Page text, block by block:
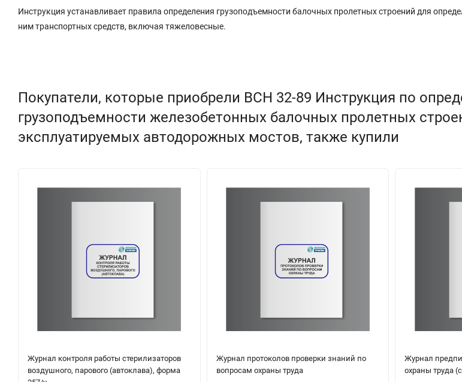
Инструкция устанавливает правила определения грузоподъемности балочных пролетных строений для
ним транспортных средств, включая тяжеловесные.
Покупатели, которые приобрели ВСН 32-89 Инструкция по
грузоподъемности железобетонных балочных пролетных
эксплуатируемых автодорожных мостов, также купили
Журнал контроля работы стерилизаторов
воздушного, парового (автоклава), форма
Журнал протоколов проверки знаний по
вопросам охраны труда
Журнал
охраны труда